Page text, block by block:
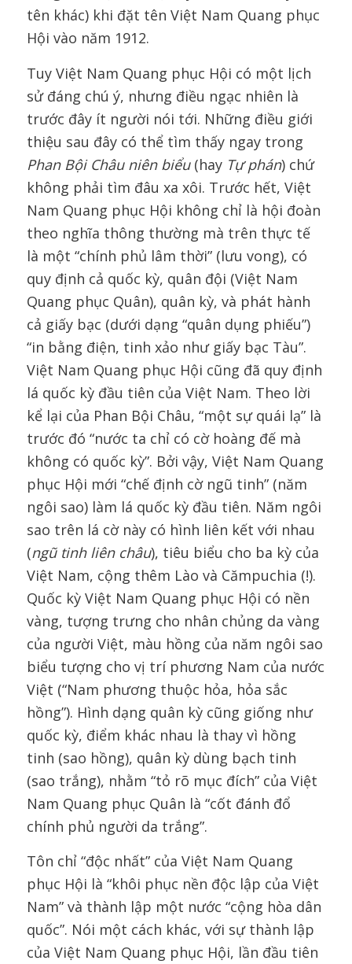
tên khác) khi đặt tên Việt Nam Quang phục
Hội vào năm 1912.
Tuy Việt Nam Quang phục Hội có một lịch
sử đáng chú ý, nhưng điều ngạc nhiên là
trước đây ít người nói tới. Những điều giới
thiệu sau đây có thể tìm thấy ngay trong
Phan Bội Châu niên biểu(hay Tự phán) chứ
không phải tìm đâu xa xôi. Trước hết, Việt
Nam Quang phục Hội không chỉ là hội đoàn
theo nghĩa thông thường mà trên thực tế
là một “chính phủ lâm thời” (lưu vong), có
quy định cả quốc kỳ, quân đội (Việt Nam
Quang phục Quân), quân kỳ, và phát hành
cả giấy bạc (dưới dạng “quân dụng phiếu”)
“in bằng điện, tinh xảo như giấy bạc Tàu”.
Việt Nam Quang phục Hội cũng đã quy định
lá quốc kỳ đầu tiên của Việt Nam. Theo lời
kể lại của Phan Bội Châu, “một sự quái lạ” là
trước đó “nước ta chỉ có cờ hoàng đế mà
không có quốc kỳ”. Bởi vậy, Việt Nam Quang
phục Hội mới “chế định cờ ngũ tinh” (năm
ngôi sao) làm lá quốc kỳ đầu tiên. Năm ngôi
sao trên lá cờ này có hình liên kết với nhau
(ngũ tinh liên châu), tiêu biểu cho ba kỳ của
Việt Nam, cộng thêm Lào và Cămpuchia (!).
Quốc kỳ Việt Nam Quang phục Hội có nền
vàng, tượng trưng cho nhân chủng da vàng
của người Việt, màu hồng của năm ngôi sao
biểu tượng cho vị trí phương Nam của nước
Việt (“Nam phương thuộc hỏa, hỏa sắc
hồng”). Hình dạng quân kỳ cũng giống như
quốc kỳ, điểm khác nhau là thay vì hồng
tinh (sao hồng), quân kỳ dùng bạch tinh
(sao trắng), nhằm “tỏ rõ mục đích” của Việt
Nam Quang phục Quân là “cốt đánh đổ
chính phủ người da trắng”.
Tôn chỉ “độc nhất” của Việt Nam Quang
phục Hội là “khôi phục nền độc lập của Việt
Nam” và thành lập một nước “cộng hòa dân
quốc”. Nói một cách khác, với sự thành lập
của Việt Nam Quang phục Hội, lần đầu tiên